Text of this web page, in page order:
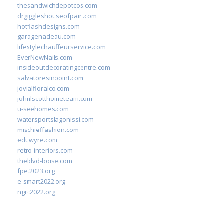
thesandwichdepotcos.com
drgiggleshouseofpain.com
hotflashdesigns.com
garagenadeau.com
lifestylechauffeurservice.com
EverNewNails.com
insideoutdecoratingcentre.com
salvatoresinpoint.com
jovialfloralco.com
johnlscotthometeam.com
u-seehomes.com
watersportslagonissi.com
mischieffashion.com
eduwyre.com
retro-interiors.com
theblvd-boise.com
fpet2023.org
e-smart2022.org
ngrc2022.org